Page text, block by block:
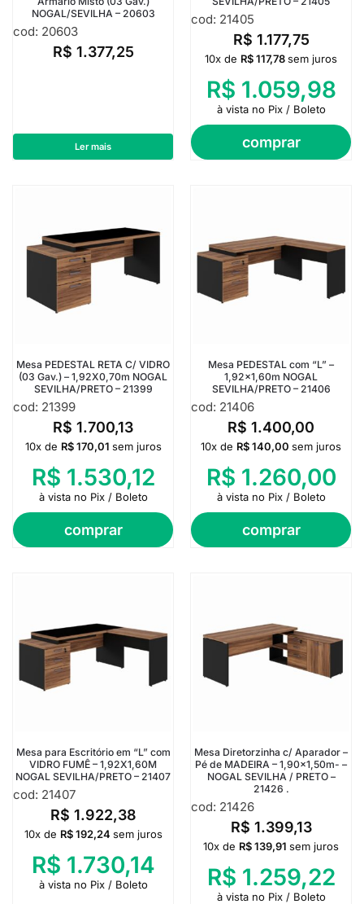
NOGAL/SEVILHA – 20603
cod: 20603
R$ 1.377,25
Ler mais
cod: 21405
R$ 1.177,75
comprar
10x de R$117,78sem juros
R$ 1.059,98
à vista no Pix / Boleto
Mesa PEDESTAL RETA C/ VIDRO
(03 Gav.) – 1,92X0,70m NOGAL
SEVILHA/PRETO – 21399
cod: 21399
R$ 1.700,13
comprar
10x de R$170,01 sem juros
R$ 1.530,12
à vista no Pix / Boleto
Mesa PEDESTAL com “L” –
1,92×1,60m NOGAL
SEVILHA/PRETO – 21406
cod: 21406
R$ 1.400,00
comprar
10x de R$140,00 sem juros
R$ 1.260,00
à vista no Pix / Boleto
Mesa para Escritório em “L” com
VIDRO FUMÊ – 1,92X1,60M
NOGAL SEVILHA/PRETO – 21407
cod: 21407
R$ 1.922,38
10x de R$192,24 sem juros
R$ 1.730,14
à vista no Pix / Boleto
Mesa Diretorzinha c/ Aparador –
Pé de MADEIRA – 1,90×1,50m- –
NOGAL SEVILHA / PRETO –
21426 .
cod: 21426
R$ 1.399,13
10x de R$139,91 sem juros
R$ 1.259,22
à vista no Pix / Boleto